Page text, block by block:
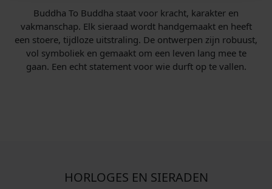
Buddha To Buddha staat voor kracht, karakter en
vakmanschap. Elk sieraad wordt handgemaakt en heeft
een stoere, tijdloze uitstraling. De ontwerpen zijn robuust,
vol symboliek en gemaakt om een leven lang mee te
gaan. Een echt statement voor wie durft op te vallen.
HORLOGES EN SIERADEN